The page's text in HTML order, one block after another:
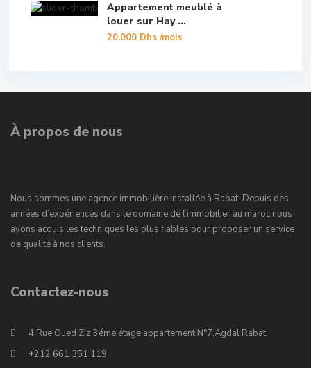
Appartement meublé à
louer sur Hay ...
20.000 Dhs/mois
À propos de nous
Nous sommes une agence immobilière installée à Rabat. Depuis des
années d’expériences dans le domaine de l’immobilier au maroc nous
avons acquis les techniques les plus fiables pour proposer un service
de qualité à nos clients.
Contactez-nous
4,Rue Oued Ziz 3éme étage appartement N°7,Agdal Rabat
+212 661 351 119